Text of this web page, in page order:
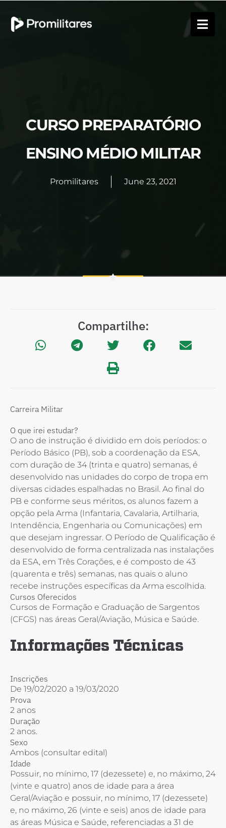
CURSO PREPARATÓRIO
ENSINO MÉDIO MILITAR
Promilitares June 23, 2021
Compartilhe:
Carreira Militar
O que irei estudar?
O ano de instrução é dividido em dois períodos: o
Período Básico (PB), sob a coordenação da ESA,
com duração de 34 (trinta e quatro) semanas, é
desenvolvido nas unidades do corpo de tropa em
diversas cidades espalhadas no Brasil. Ao final do
PB e conforme seus méritos, os alunos fazem a
opção pela Arma (Infantaria, Cavalaria, Artilharia,
Intendência, Engenharia ou Comunicações) em
que desejam ingressar. O Período de Qualificação é
desenvolvido de forma centralizada nas instalações
da ESA, em Três Corações, e é composto de 43
(quarenta e três) semanas, nas quais o aluno
recebe instruções específicas da Arma escolhida.
Cursos Oferecidos
Cursos de Formação e Graduação de Sargentos
(CFGS) nas áreas Geral/Aviação, Música e Saúde.
Informações Técnicas
Inscrições
De 19/02/2020 a 19/03/2020
Prova
2 anos
Duração
2 anos.
Sexo
Ambos (consultar edital)
Idade
Possuir, no mínimo, 17 (dezessete) e, no máximo, 24
(vinte e quatro) anos de idade para a área
Geral/Aviação e possuir, no mínimo, 17 (dezessete)
e, no máximo, 26 (vinte e seis) anos de idade para
as áreas Música e Saúde, referenciadas a 31 de